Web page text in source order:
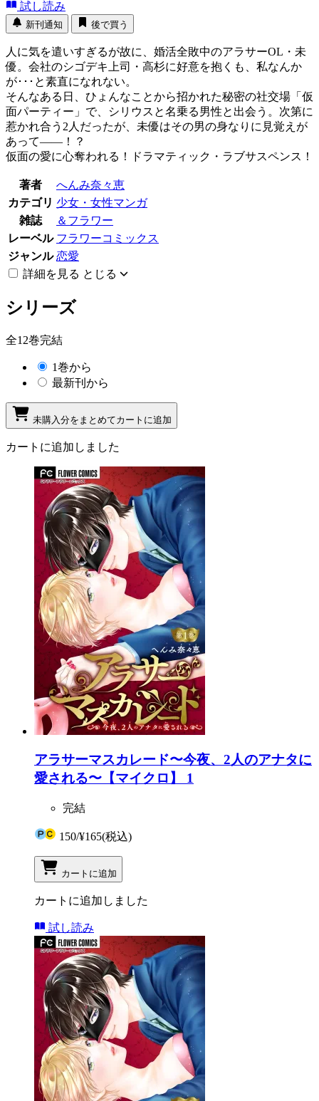
試し読み
新刊通知 後で買う
人に気を遣いすぎるが故に、婚活全敗中のアラサーOL・未
優。会社のシゴデキ上司・高杉に好意を抱くも、私なんか
が･･･と素直になれない。
そんなある日、ひょんなことから招かれた秘密の社交場「仮
面パーティー」で、シリウスと名乗る男性と出会う。次第に
惹かれ合う2人だったが、未優はその男の身なりに見覚えが
あって――！？
仮面の愛に心奪われる！ドラマティック・ラブサスペンス！
著者
へんみ奈々恵
カテゴリ 少女・女性マンガ
雑誌
＆フラワー
レーベル フラワーコミックス
ジャンル 恋愛
詳細を見る とじる
シリーズ
全12巻完結
1巻から
最新刊から
未購入分をまとめてカートに追加
カートに追加しました
アラサーマスカレード〜今夜、2人のアナタに
愛される〜【マイクロ】 1
完結
150/¥165(税込)
カートに追加
カートに追加しました
試し読み